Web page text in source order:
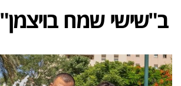
ב"שישי שמח בויצמן"